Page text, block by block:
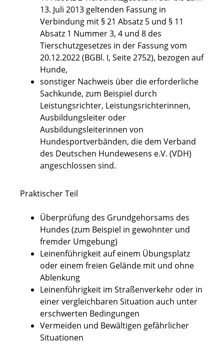
13. Juli 2013 geltenden Fassung in
Verbindung mit § 21 Absatz 5 und § 11
Absatz 1 Nummer 3, 4 und 8 des
Tierschutzgesetzes in der Fassung vom
20.12.2022 (BGBl. I, Seite 2752), bezogen auf
Hunde,
sonstiger Nachweis über die erforderliche
Sachkunde, zum Beispiel durch
Leistungsrichter, Leistungsrichterinnen,
Ausbildungsleiter oder
Ausbildungsleiterinnen von
Hundesportverbänden, die dem Verband
des Deutschen Hundewesens e.V. (VDH)
angeschlossen sind.
Praktischer Teil
Überprüfung des Grundgehorsams des
Hundes (zum Beispiel in gewohnter und
fremder Umgebung)
Leinenführigkeit auf einem Übungsplatz
oder einem freien Gelände mit und ohne
Ablenkung
Leinenführigkeit im Straßenverkehr oder in
einer vergleichbaren Situation auch unter
erschwerten Bedingungen
Vermeiden und Bewältigen gefährlicher
Situationen